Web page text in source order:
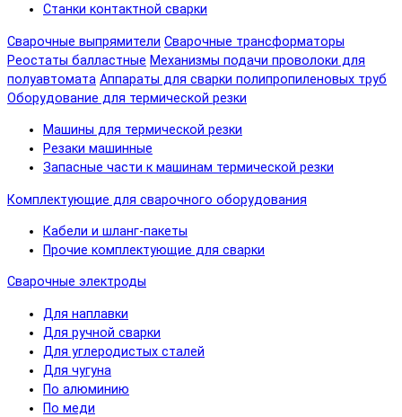
Станки контактной сварки
Сварочные выпрямители Сварочные трансформаторы
Реостаты балластные Механизмы подачи проволоки для
полуавтомата Аппараты для сварки полипропиленовых труб
Оборудование для термической резки
Машины для термической резки
Резаки машинные
Запасные части к машинам термической резки
Комплектующие для сварочного оборудования
Кабели и шланг-пакеты
Прочие комплектующие для сварки
Сварочные электроды
Для наплавки
Для ручной сварки
Для углеродистых сталей
Для чугуна
По алюминию
По меди